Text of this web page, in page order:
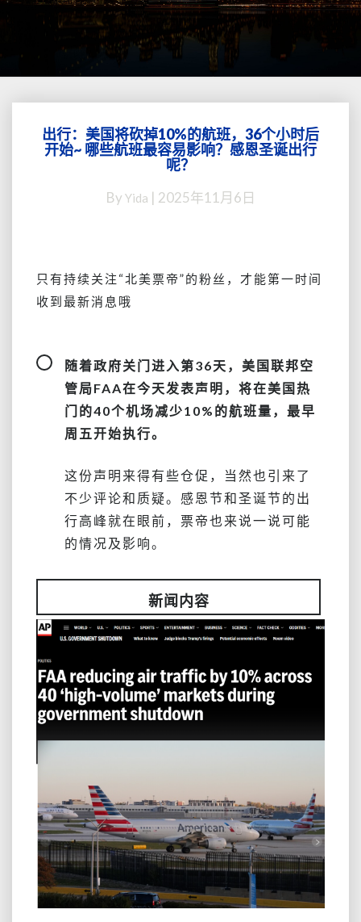
出
行：
美
将
的
小
时
开
哪
些
航
班
易
影
响？
感
圣
诞
出
行
呢？
出行：美国将砍掉10%的航班，36个小时后
开始~ 哪些航班最容易影响？感恩圣诞出行
呢？
By Yida 2025年11月6日
只有持续关注 “北美票帝”的粉丝，才能第一时间
收到最新消息哦
随着政府关门进入第36天，美国联邦空
管局FAA在今天发表声明，将在美国热
门的40个机场减少10%的航班量，最早
周五开始执行。
这份声明来得有些仓促，当然也引来了
不少评论和质疑。感恩节和圣诞节的出
行高峰就在眼前，票帝也来说一说可能
的情况及影响。
新闻内容